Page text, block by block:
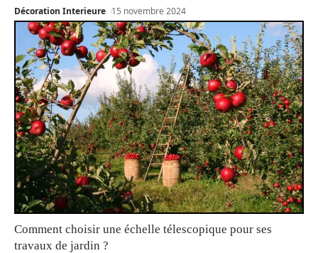
Décoration Interieure 15 novembre 2024
Comment choisir une échelle télescopique pour ses
travaux de jardin ?